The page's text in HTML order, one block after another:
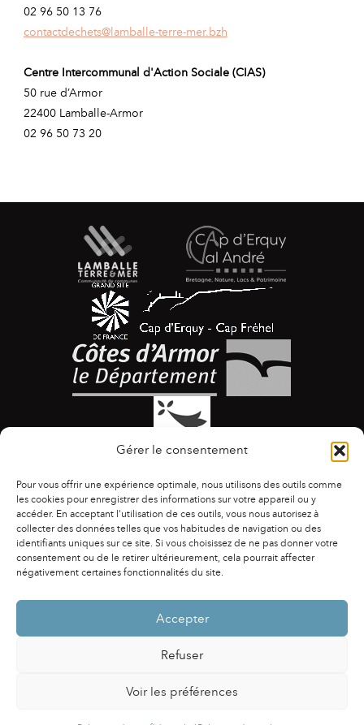
Gérer le consentement
Pour vous offrir une expérience optimale, nous utilisons des outils comme
les cookies pour enregistrer des informations sur votre appareil ou y
accéder. En acceptant l'utilisation de ces outils, vous nous autorisez à
collecter des données telles que vos habitudes de navigation ou des
identifiants uniques sur ce site. Si vous choisissez de ne pas donner votre
consentement ou de le retirer ultérieurement, cela pourrait affecter
négativement certaines fonctionnalités du site.
Accepter
Refuser
Voir les préférences
02 96 50 13 76
contactdechets@lamballe-terre-mer.bzh
Centre Intercommunal d'Action Sociale (CIAS)
50 rue d’Armor
22400 Lamballe-Armor
02 96 50 73 20
ACCESSIBILITÉ | AGENDA | ASSOCIATIONS
|
CONTACTS
PUBLICATIONS | ESPACE PRESSE